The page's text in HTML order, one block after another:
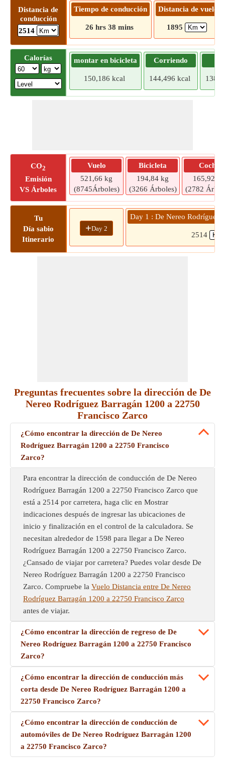
Distancia de
conducción
2514
Tiempo de conducción
26 hrs 38 mins
Distancia de vuelo
1895
Calorías montar en bicicleta
150,186 kcal
Corriendo
144,496 kcal
CO2
Emisión
VS Árboles
Vuelo
521,66 kg
(8745Árboles)
Bicicleta
194,84 kg
(3266 Árboles)
Coche
165,92 kg
(2782
Tu
Día sabio
Itinerario
+Day 2
Day 1 : De Nereo Rodríguez
2514
Preguntas frecuentes sobre la dirección de De
Nereo Rodríguez Barragán 1200 a 22750
Francisco Zarco
¿Cómo encontrar la dirección de De Nereo
Rodríguez Barragán 1200 a 22750 Francisco
Zarco?
Para encontrar la dirección de conducción de De Nereo
Rodríguez Barragán 1200 a 22750 Francisco Zarco que
está a 2514 por carretera, haga clic en Mostrar
indicaciones después de ingresar las ubicaciones de
inicio y finalización en el control de la calculadora. Se
necesitan alrededor de 1598 para llegar a De Nereo
Rodríguez Barragán 1200 a 22750 Francisco Zarco.
¿Cansado de viajar por carretera? Puedes volar desde De
Nereo Rodríguez Barragán 1200 a 22750 Francisco
Zarco. Compruebe la Vuelo Distancia entre De Nereo
Rodríguez Barragán 1200 a 22750 Francisco Zarco
antes de viajar.
¿Cómo encontrar la dirección de regreso de De
Nereo Rodríguez Barragán 1200 a 22750 Francisco
Zarco?
¿Cómo encontrar la dirección de conducción más
corta desde De Nereo Rodríguez Barragán 1200 a
22750 Francisco Zarco?
¿Cómo encontrar la dirección de conducción de
automóviles de De Nereo Rodríguez Barragán 1200
a 22750 Francisco Zarco?